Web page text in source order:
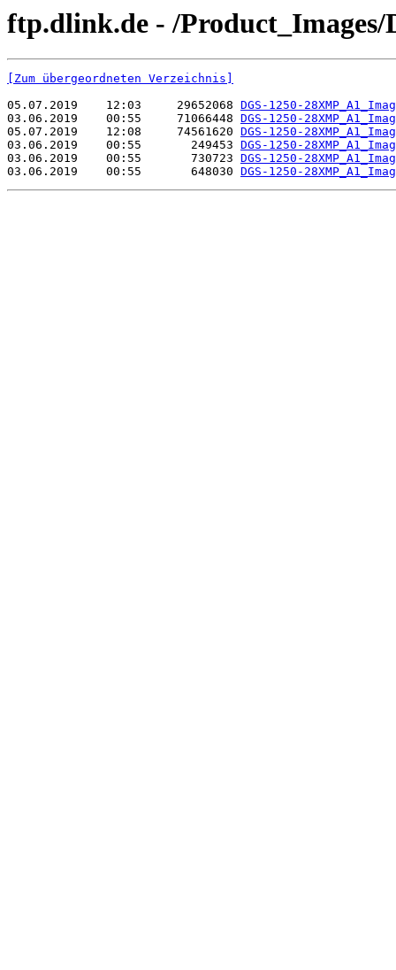
ftp.dlink.de - /Product_Images/
[Zum übergeordneten Verzeichnis]
05.07.2019    12:03     29652068 DGS-1250-
03.06.2019    00:55     71066448 DGS-1250-
05.07.2019    12:08     74561620 DGS-1250-
03.06.2019    00:55       249453 DGS-1250-
03.06.2019    00:55       730723 DGS-1250-
03.06.2019    00:55       648030 DGS-1250-